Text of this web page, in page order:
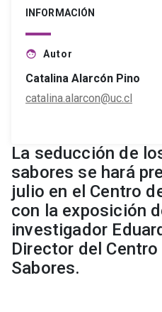
INFORMACIÓN
face Autor
Catalina Alarcón Pino
catalina.alarcon@uc.cl
La seducción de
sabores se hará
julio en el Centro
con la exposición
investigador
Director del
Sabores.